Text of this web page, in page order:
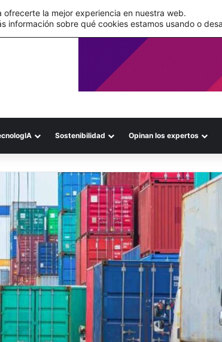
de su WMS en la nube
Sostenibilidad Opinan los expertos
ofrecerte la mejor experiencia en nuestra web.
información sobre qué cookies estamos usando o